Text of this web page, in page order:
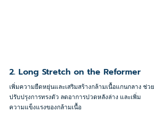
2. Long Stretch on the Reformer
เพิ่มความยืดหยุ่นและเสริมสร้างกล้ามเนื้อแกนกลาง ช่วย
ปรับปรุงการทรงตัว ลดอาการปวดหลังล่าง และเพิ่ม
ความแข็งแรงของกล้ามเนื้อ